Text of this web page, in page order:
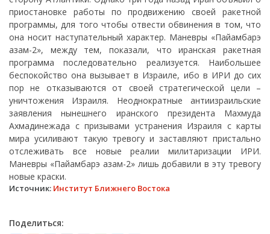
Источник: Институт Ближнего Востока
Поделиться: